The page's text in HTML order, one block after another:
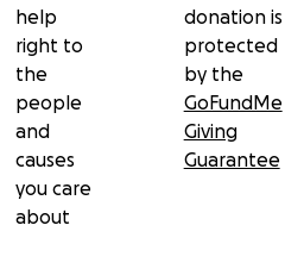
help
right to
the
people
and
causes
you care
about
donation is
protected
by the
GoFundMe
Giving
Guarantee